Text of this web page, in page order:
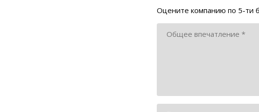
Оцените компанию по 5-ти